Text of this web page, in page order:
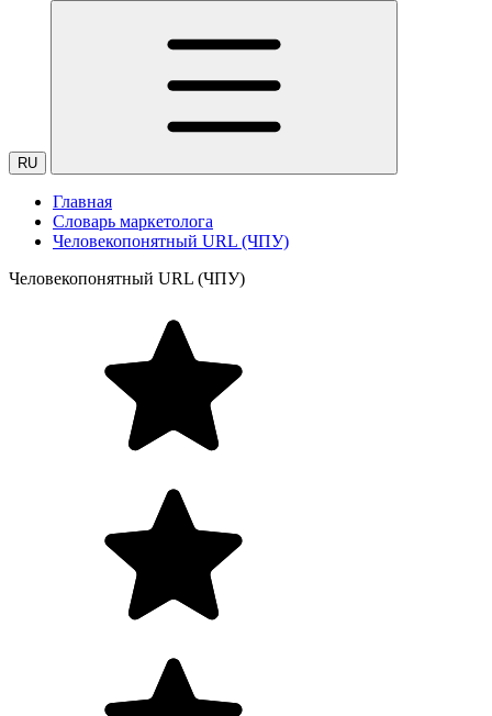
RU
Главная
Словарь маркетолога
Человекопонятный URL (ЧПУ)
Человекопонятный URL (ЧПУ)